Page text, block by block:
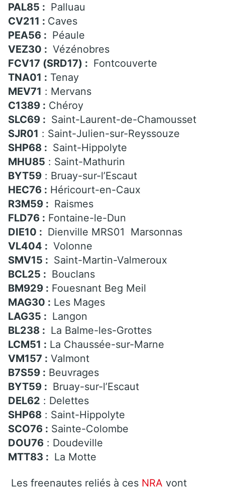
PAL85 : Palluau
CV211 : Caves
PEA56 : Péaule
VEZ30 : Vézénobres
FCV17 (SRD17) : Fontcouverte
TNA01 : Tenay
MEV71 : Mervans
C1389 : Chéroy
SLC69 : Saint-Laurent-de-Chamousset
SJR01 : Saint-Julien-sur-Reyssouze
SHP68 : Saint-Hippolyte
MHU85 : Saint-Mathurin
BYT59 : Bruay-sur-l’Escaut
HEC76 : Héricourt-en-Caux
R3M59 : Raismes
FLD76 : Fontaine-le-Dun
DIE10 : Dienville MRS01 Marsonnas
VL404 : Volonne
SMV15 : Saint-Martin-Valmeroux
BCL25 : Bouclans
BM929 : Fouesnant Beg Meil
MAG30 : Les Mages
LAG35 : Langon
BL238 : La Balme-les-Grottes
LCM51 : La Chaussée-sur-Marne
VM157 : Valmont
B7S59 : Beuvrages
BYT59 : Bruay-sur-l’Escaut
DEL62 : Delettes
SHP68 : Saint-Hippolyte
SCO76 : Sainte-Colombe
DOU76 : Doudeville
MTT83 : La Motte
Les freenautes reliés à ces NRA vont